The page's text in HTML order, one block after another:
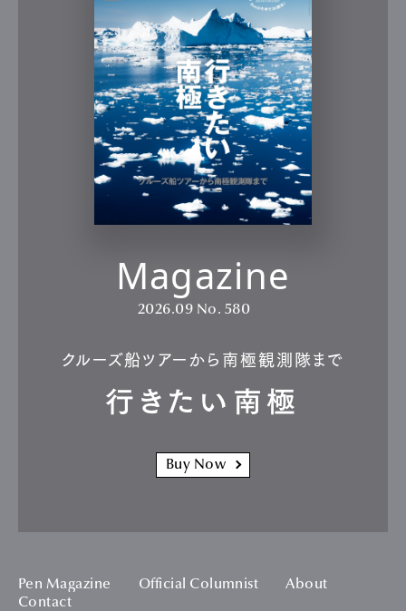
Magazine
2026.09 No. 580
クルーズ船ツアーから南極観測隊まで
行きたい南極
Buy Now
Pen Magazine Official Columnist
About
Contact